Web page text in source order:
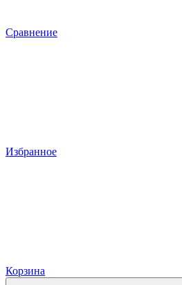
Сравнение
Избранное
Корзина